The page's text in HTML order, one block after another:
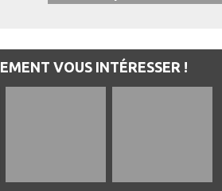
VOUS INTÉRESSER !